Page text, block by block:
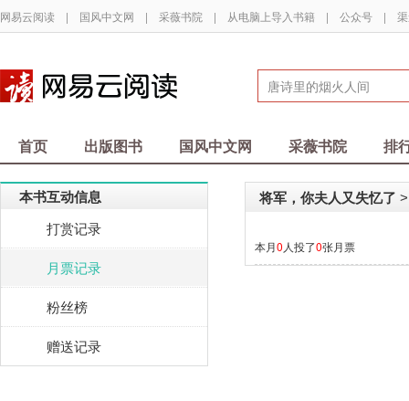
网易云阅读 | 国风中文网 | 采薇书院 | 从电脑上导入书籍 | 公众号 |
首页 出版图书 国风中文网 采薇书院 排
本书互动信息
打赏记录
月票记录
粉丝榜
赠送记录
将军，你夫人又失忆了 >
本月0 人投了0张月票